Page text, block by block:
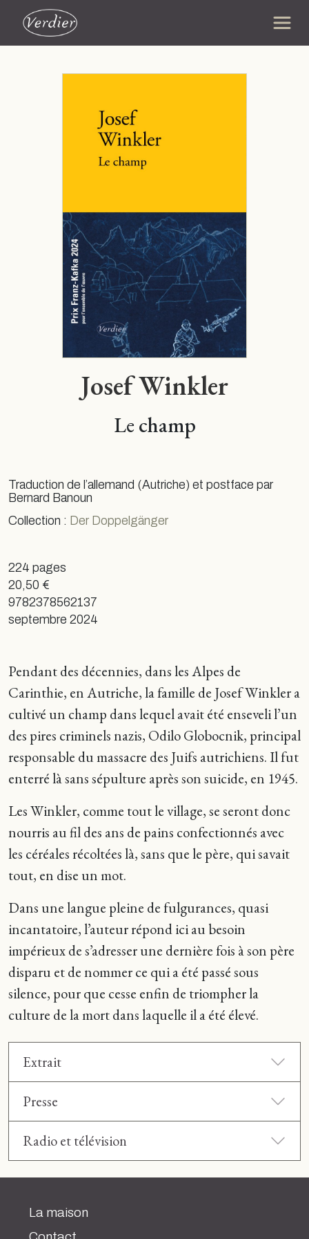
Josef Winkler
Le champ
Traduction de l’allemand (Autriche) et postface par
Bernard Banoun
Collection : Der Doppelgänger
224 pages
20,50 €
9782378562137
septembre 2024
Pendant des décennies, dans les Alpes de
Carinthie, en Autriche, la famille de Josef Winkler a
cultivé un champ dans lequel avait été enseveli l’un
des pires criminels nazis, Odilo Globocnik, principal
responsable du massacre des Juifs autrichiens. Il fut
enterré là sans sépulture après son suicide, en 1945.
Les Winkler, comme tout le village, se seront donc
nourris au fil des ans de pains confectionnés avec
les céréales récoltées là, sans que le père, qui savait
tout, en dise un mot.
Dans une langue pleine de fulgurances, quasi
incantatoire, l’auteur répond ici au besoin
impérieux de s’adresser une dernière fois à son père
disparu et de nommer ce qui a été passé sous
silence, pour que cesse enfin de triompher la
culture de la mort dans laquelle il a été élevé.
Extrait
Presse
Radio et télévision
La maison